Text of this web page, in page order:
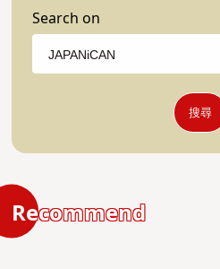
Search on
搜尋
Recommend